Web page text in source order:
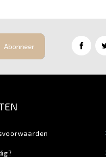
Abonneer